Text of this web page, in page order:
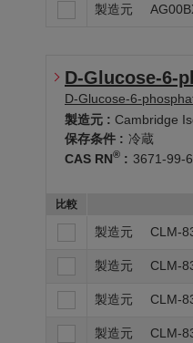
製造元
D-Glucose-6-
D-Glucose-6-
製造元 : Cambridge
保存条件 : 冷蔵
CAS RN® : 3671-99-6
比較
製造元 CLM-
製造元 CLM-
製造元 CLM-
製造元 CLM-